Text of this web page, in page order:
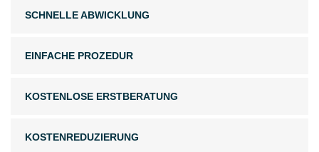
SCHNELLE ABWICKLUNG
EINFACHE PROZEDUR
KOSTENLOSE ERSTBERATUNG
KOSTENREDUZIERUNG